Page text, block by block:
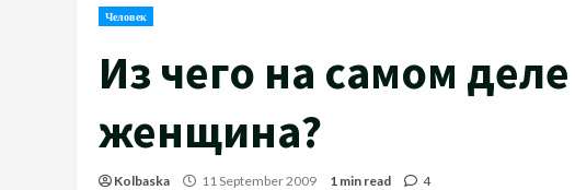
Человек
Из чего на самом
женщина?
Kolbaska 11 September 2009 1 min read 4